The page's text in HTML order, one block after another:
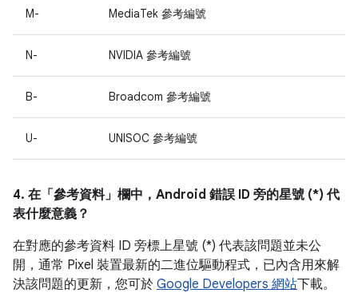
M- MediaTek 參考編號
N- NVIDIA 參考編號
B- Broadcom 參考編號
U- UNISOC 參考編號
4. 在「參考資料」 欄中，Android 錯誤 ID 旁的星號 (*) 代
表什麼意義？
在對應的參考資料 ID 旁標上星號 (*) 代表該問題並未公
開，通常 Pixel 裝置最新的二進位驅動程式，已內含用來解
決該問題的更新，您可於 Google Developers 網站下載。